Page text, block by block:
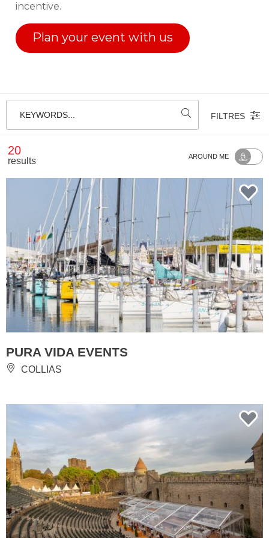
incentive.
Plan your event with us
KEYWORDS... FILTRES
20
results AROUND ME
PURA VIDA EVENTS
COLLIAS